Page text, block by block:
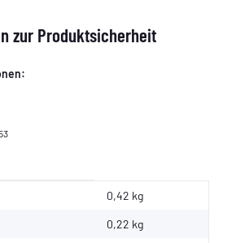
zur Produktsicherheit
0,42 kg
0,22 kg